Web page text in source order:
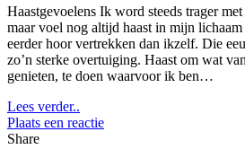
Haastgevoelens Ik word steeds trager
maar voel nog altijd haast in mijn lichaam
eerder hoor vertrekken dan ikzelf. Die
zo’n sterke overtuiging. Haast om wat
genieten, te doen waarvoor ik ben…
Lees verder..
Plaats een reactie
Share